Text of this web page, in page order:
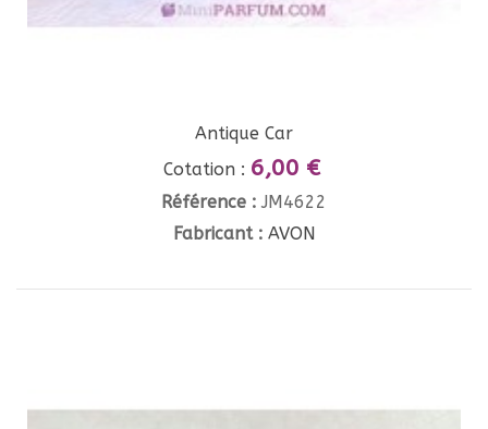
Antique Car
Cotation : 6,00 €
Référence : JM4622
Fabricant : AVON